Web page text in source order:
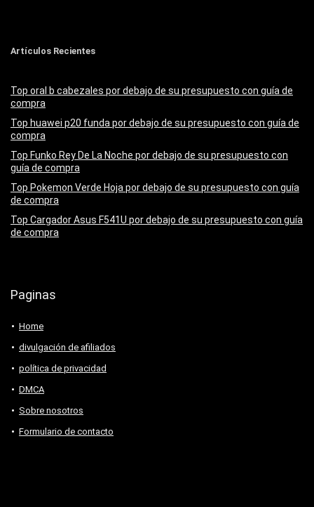
Artículos Recientes
Top oral b cabezales por debajo de su presupuesto con guía de
compra
Top huawei p20 funda por debajo de su presupuesto con guía de
compra
Top Funko Rey De La Noche por debajo de su presupuesto con
guía de compra
Top Pokemon Verde Hoja por debajo de su presupuesto con guía
de compra
Top Cargador Asus F541U por debajo de su presupuesto con guía
de compra
Paginas
Home
divulgación de afiliados
política de privacidad
DMCA
Sobre nosotros
Formulario de contacto